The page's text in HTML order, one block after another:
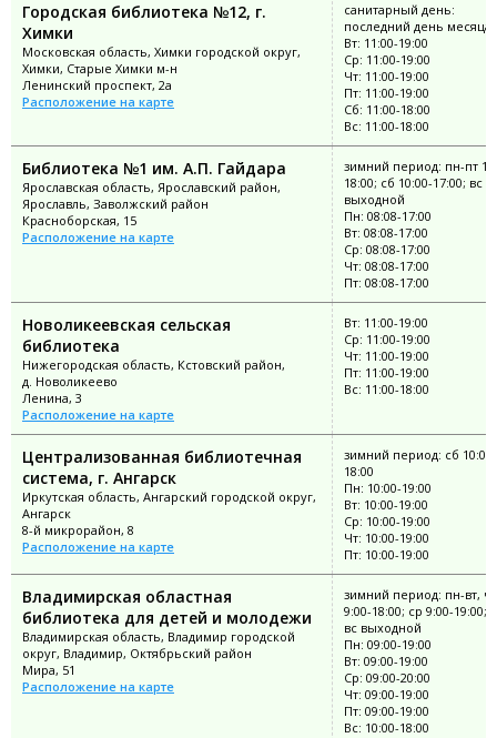
Городская библиотека №12, г.
Химки
Московская область, Химки городской округ,
Химки, Старые Химки м-н
Ленинский проспект, 2а
Расположение на карте
санитарный день:
последний день месяца
Вт: 11:00-19:00
Ср: 11:00-19:00
Чт: 11:00-19:00
Пт: 11:00-19:00
Сб: 11:00-18:00
Вс: 11:00-18:00
Библиотека №1 им. А.П. Гайдара
Ярославская область, Ярославский район,
Ярославль, Заволжский район
Красноборская, 15
Расположение на карте
зимний период: пн-пт
18:00; сб 10:00-17:00; вс
выходной
Пн: 08:08-17:00
Вт: 08:08-17:00
Ср: 08:08-17:00
Чт: 08:08-17:00
Пт: 08:08-17:00
Новоликеевская сельская
библиотека
Нижегородская область, Кстовский район,
д. Новоликеево
Ленина, 3
Расположение на карте
Вт: 11:00-19:00
Ср: 11:00-19:00
Чт: 11:00-19:00
Пт: 11:00-19:00
Вс: 11:00-18:00
Централизованная библиотечная
система, г. Ангарск
Иркутская область, Ангарский городской округ,
Ангарск
8-й микрорайон, 8
Расположение на карте
зимний период: сб 10:00-
18:00
Пн: 10:00-19:00
Вт: 10:00-19:00
Ср: 10:00-19:00
Чт: 10:00-19:00
Пт: 10:00-19:00
Владимирская областная
библиотека для детей и молодежи
Владимирская область, Владимир городской
округ, Владимир, Октябрьский район
Мира, 51
Расположение на карте
зимний период: пн-вт,
9:00-18:00; ср 9:00-19:00;
вс выходной
Пн: 09:00-19:00
Вт: 09:00-19:00
Ср: 09:00-20:00
Чт: 09:00-19:00
Пт: 09:00-19:00
Вс: 10:00-18:00